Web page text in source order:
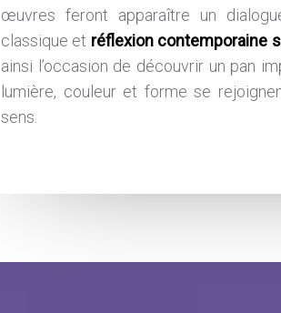
œuvres feront apparaître un
classique et réflexion contemporaine
ainsi l’occasion de découvrir un pan
lumière, couleur et forme se
sens.